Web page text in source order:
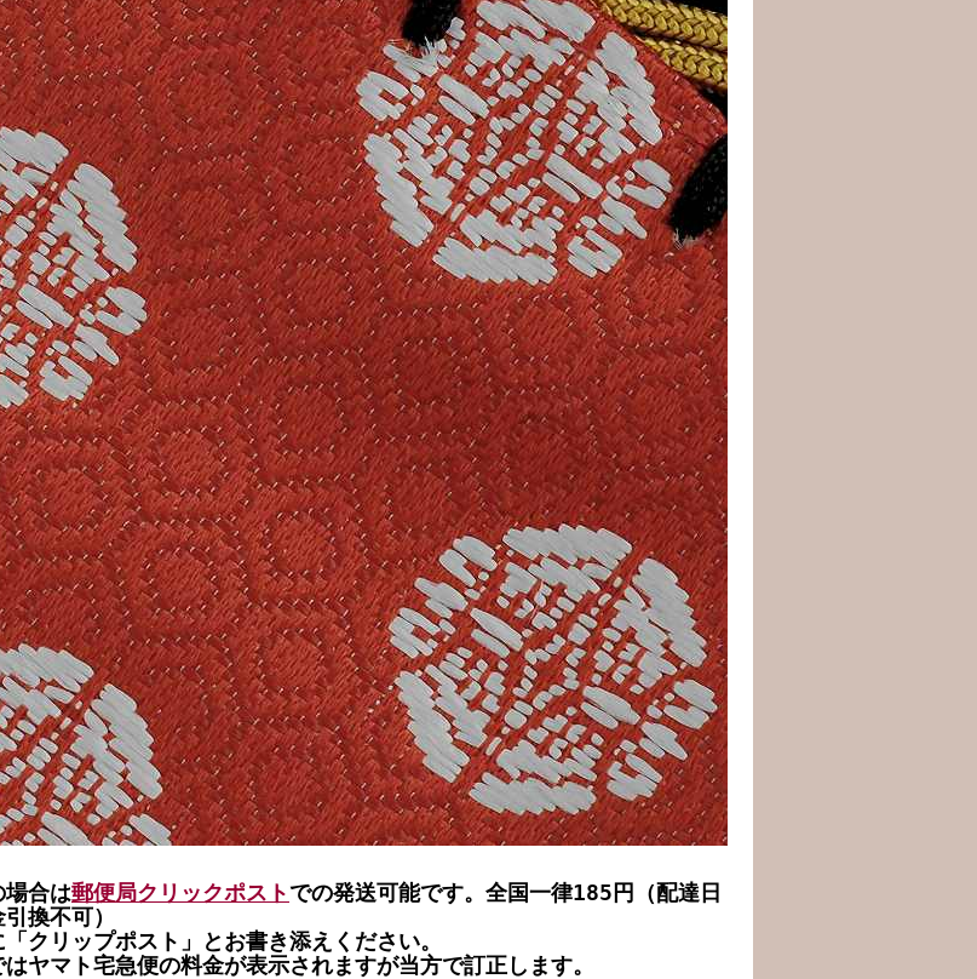
合は郵便局クリックポストでの発送可能です。全国一律185円（配達日
引換不可）
クリップポスト」とお書き添えください。
ヤマト宅急便の料金が表示されますが当方で訂正します。